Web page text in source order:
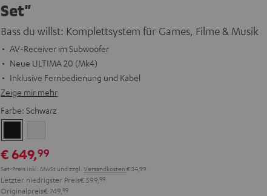
Set"
Bass du willst: Komplettsystem für Games, Filme & Musik
AV-Receiver im Subwoofer
Neue ULTIMA 20 (Mk4)
Inklusive Fernbedienung und Kabel
Zeige mir mehr
Farbe: Schwarz
€ 649,99
Set-Preis inkl. MwSt und zzgl. Versandkosten € 34,99
Letzter niedrigster Preis€ 599, 99
Originalpreis€ 749, 99